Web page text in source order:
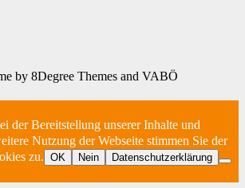
by 8Degree Themes and VABÖ
der Bereitstellung unserer Inhalte und
Nutzung der Webseite stimmen Sie der
zu. OK Nein Datenschutzerklärung